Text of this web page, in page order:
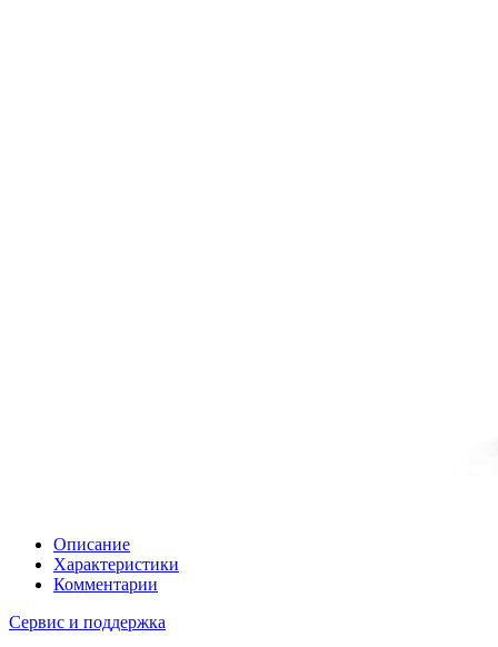
Описание
Характеристики
Комментарии
Сервис и поддержка